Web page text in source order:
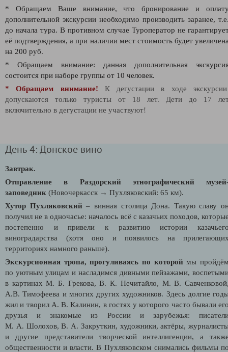
* Обращаем Ваше внимание, что бронирование и
дополнительной экскурсии необходимо производить заранее,
до начала тура. В противном случае Туроператор не
её подтверждения, а при наличии мест стоимость будет
на 200 руб.
* Обращаем внимание: данная дополнительная
состоится при наборе группы от 10 человек.
* Обращаем внимание!
К дегустации в ходе
допускаются только туристы от 18 лет. Дети до 17
включительно в дегустации не участвуют!
День 4: Донское вино
Завтрак.
Отправление в Раздорский этнографический
заповедник (Новочеркасск → Пухляковский: 65 км).
Хутор Пухляковский – винная столица Дона. Такую славу
получил не в одночасье: началось всё с казачьих походов,
постепенно и привели к развитию истории
виноградарства (хотя оно и появилось на
территориях намного раньше).
Экскурсионная тропа, прогуливаясь по которой мы
по уютным улицам и насладимся дивными пейзажами,
в картинах М. Б. Грекова, В. К. Нечитайло, М. В.
А.В. Тимофеева и многих других художников. Здесь долгие
жил и творил А. В. Калинин, в гостях у которого часто бывали
друзья и знакомые из России и зарубежья:
М. А. Шолохов, В. А. Закруткин, художники, актёры,
и другие представители творческой интеллигенции, а
общественности и власти. В Пухляковском снимались фильмы